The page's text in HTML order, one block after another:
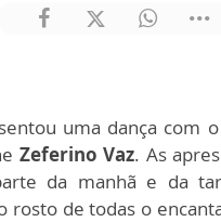
uma dança com
Zeferino Vaz. As
da manhã e da
rosto de todas o